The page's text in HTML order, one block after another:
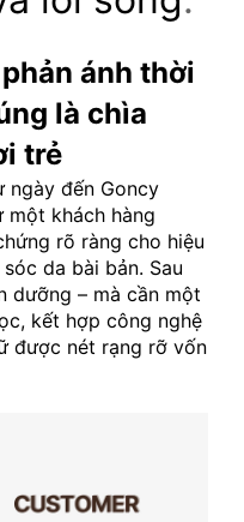
ánh thời
là chìa
trẻ
ngày đến Goncy
một khách hàng
rõ ràng cho hiệu
da bài bản. Sau
dưỡng – mà cần một
kết hợp công nghệ
được nét rạng rỡ vốn